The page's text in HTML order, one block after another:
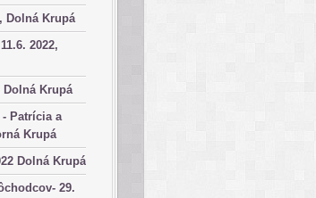
Dolná Krupá
2022,
Dolná Krupá
Patrícia a
Krupá
Dolná Krupá
29.